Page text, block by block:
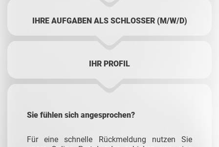
IHRE AUFGABEN ALS SCHLOSSER (M/W/D)
IHR PROFIL
Sie fühlen sich angesprochen?
Für eine schnelle Rückmeldung nutzen Sie